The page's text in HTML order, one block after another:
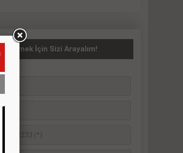
Vermek İçin Sizi Arayalım!